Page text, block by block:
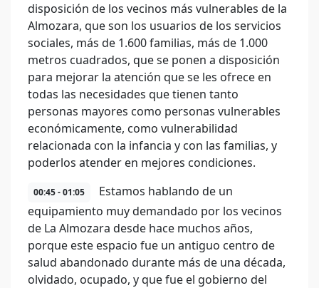
disposición de los vecinos más vulnerables de la
Almozara, que son los usuarios de los servicios
sociales, más de 1.600 familias, más de 1.000
metros cuadrados, que se ponen a disposición
para mejorar la atención que se les ofrece en
todas las necesidades que tienen tanto
personas mayores como personas vulnerables
económicamente, como vulnerabilidad
relacionada con la infancia y con las familias, y
poderlos atender en mejores condiciones.
00:45 - 01:05
Estamos hablando de un
equipamiento muy demandado por los vecinos
de La Almozara desde hace muchos años,
porque este espacio fue un antiguo centro de
salud abandonado durante más de una década,
olvidado, ocupado, y que fue el gobierno del